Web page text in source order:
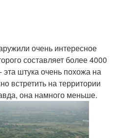
очень интересное
составляет более 4000
эта штука очень похожа на
встретить на территории
она намного меньше.